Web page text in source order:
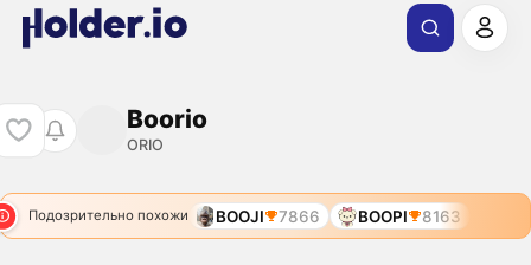
Boorio
ORIO
Подозрительно похожи BOOJI 7866 BOOPI 8163